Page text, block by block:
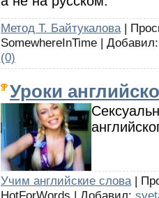
Метод Т. Байтукалова |
SomewhereInTime |
(0)
Уроки
Учим английские слова |
HotForWords | Добавил: